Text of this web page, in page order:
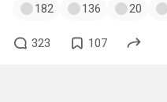
182 136 20
323 107